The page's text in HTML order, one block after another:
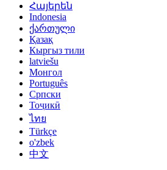
Հայերեն
Indonesia
ქართული
Қазақ
Кыргыз тили
latviešu
Монгол
Português
Српски
Тоҷикӣ
ไทย
Türkçe
o'zbek
中文